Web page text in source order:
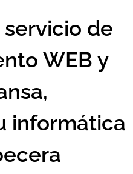
de
WEB y
informática